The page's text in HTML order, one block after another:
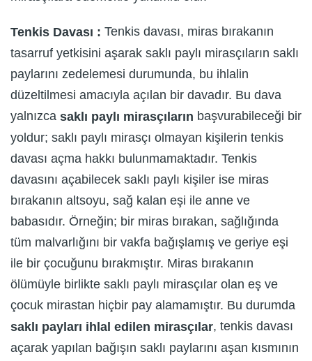
Tenkis Davası : Tenkis davası, miras bırakanın
tasarruf yetkisini aşarak saklı paylı mirasçıların saklı
paylarını zedelemesi durumunda, bu ihlalin
düzeltilmesi amacıyla açılan bir davadır. Bu dava
yalnızca saklı paylı mirasçıların başvurabileceği bir
yoldur; saklı paylı mirasçı olmayan kişilerin tenkis
davası açma hakkı bulunmamaktadır. Tenkis
davasını açabilecek saklı paylı kişiler ise miras
bırakanın altsoyu, sağ kalan eşi ile anne ve
babasıdır. Örneğin; bir miras bırakan, sağlığında
tüm malvarlığını bir vakfa bağışlamış ve geriye eşi
ile bir çocuğunu bırakmıştır. Miras bırakanın
ölümüyle birlikte saklı paylı mirasçılar olan eş ve
çocuk mirastan hiçbir pay alamamıştır. Bu durumda
saklı payları ihlal edilen mirasçılar, tenkis davası
açarak yapılan bağışın saklı paylarını aşan kısmının